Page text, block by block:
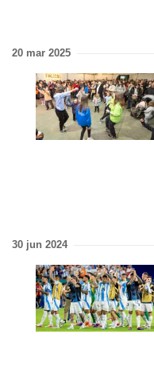
20 mar 2025
30 jun 2024